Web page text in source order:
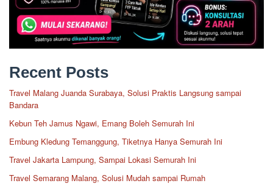
Recent Posts
Travel Malang Juanda Surabaya, Solusi Praktis Langsung sampai
Bandara
Kebun Teh Jamus Ngawi, Emang Boleh Semurah Ini
Embung Kledung Temanggung, Tiketnya Hanya Semurah Ini
Travel Jakarta Lampung, Sampai Lokasi Semurah Ini
Travel Semarang Malang, Solusi Mudah sampai Rumah